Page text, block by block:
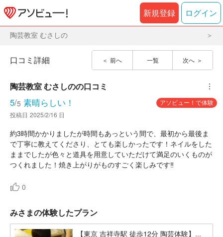
新規登録 ログイン
陶芸教室 むさしの
前へ 一覧 次へ
口コミ詳細
陶芸教室 むさしのの口コミ ︙
5/5 素晴らしい！
アソビュー！で体験
投稿日 2025/2/16 日
約3時間かかりましたが時間もあっという間で、最初から最後ま
で丁寧に教えてくださり、とても楽しかったです！ネイルをした
ままでしたが色々と道具を用意していただけて満足のいくものが
つくれました！焼き上がりがものすごく楽しみです‼︎
0
みさまの体験したプラン
【東京 吉祥寺駅 徒歩12分 陶芸体験】...